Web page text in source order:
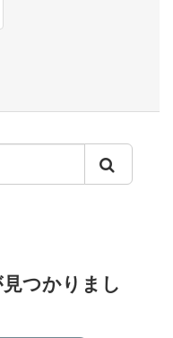
つかりまし